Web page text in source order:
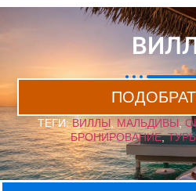
ТЕГИ:ВИЛЛЫ,МАЛЬДИВЫ,
БРОНИРОВАНИЕ,